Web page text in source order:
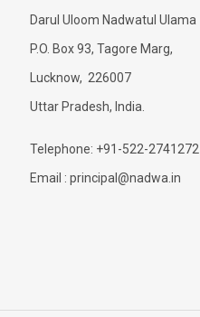
Darul Uloom Nadwatul Ulama
P.O. Box 93, Tagore Marg,
Lucknow, 226007
Uttar Pradesh, India.
Telephone: +91-522-2741272
Email : principal@nadwa.in